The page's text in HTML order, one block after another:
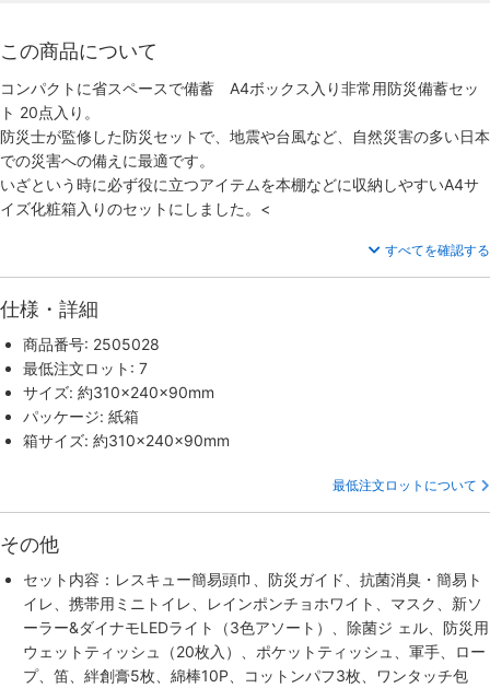
この商品について
コンパクトに省スペースで備蓄 A4ボックス入り非常用防災備蓄セッ
ト 20点入り。
防災士が監修した防災セットで、地震や台風など、自然災害の多い日本
での災害への備えに最適です。
いざという時に必ず役に立つアイテムを本棚などに収納しやすいA4サ
イズ化粧箱入りのセットにしました。<
すべてを確認する
仕様・詳細
商品番号: 2505028
最低注文ロット: 7
サイズ: 約310×240×90mm
パッケージ: 紙箱
箱サイズ: 約310×240×90mm
最低注文ロットについて
その他
セット内容：レスキュー簡易頭巾、防災ガイド、抗菌消臭・簡易ト
イレ、携帯用ミニトイレ、レインポンチョホワイト、マスク、新ソ
ーラー&ダイナモLEDライト（3色アソート）、除菌ジ ェル、防災用
ウェットティッシュ（20枚入）、ポケットティッシュ、軍手、ロー
プ、笛、絆創膏5枚、綿棒10P、コットンパフ3枚、ワンタッチ包